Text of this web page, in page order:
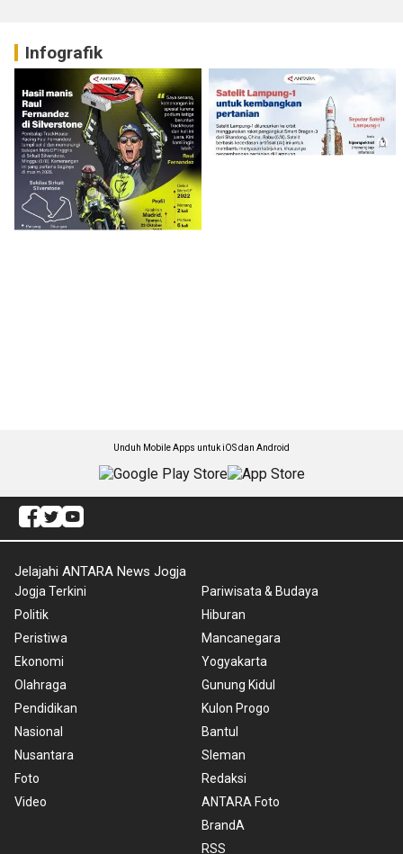
Infografik
Unduh Mobile Apps untuk iOS dan Android
Jelajahi ANTARA News Jogja
Jogja Terkini
Politik
Peristiwa
Ekonomi
Olahraga
Pendidikan
Nasional
Nusantara
Foto
Video
Pariwisata & Budaya
Hiburan
Mancanegara
Yogyakarta
Gunung Kidul
Kulon Progo
Bantul
Sleman
Redaksi
ANTARA Foto
BrandA
RSS